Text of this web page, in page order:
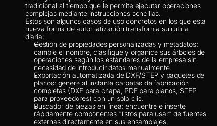
tradicional al tiempo que le permite ejecutar operaciones
complejas mediante instrucciones sencillas.
Estos son algunos casos de uso concretos en los que esta
nueva forma de automatización transforma su rutina
diaria:
Gestión de propiedades personalizadas y metadatos:
cambie el nombre, clasifique y organice sus árboles de
operaciones según los estándares de la empresa sin
necesidad de introducir datos manualmente.
Exportación automatizada de DXF/STEP y paquetes de
planos: genere al instante carpetas de fabricación
completas (DXF para chapa, PDF para planos, STEP
para proveedores) con un solo clic.
Buscador de piezas en línea: encuentre e inserte
rápidamente componentes "listos para usar" de fuentes
externas directamente en sus ensamblajes.